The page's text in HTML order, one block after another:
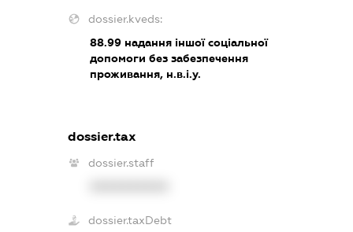
dossier.kveds:
88.99надання іншої соціальної
допомоги без забезпечення
проживання, н.в.і.у.
dossier.tax
dossier.staff
dossier.taxDebt